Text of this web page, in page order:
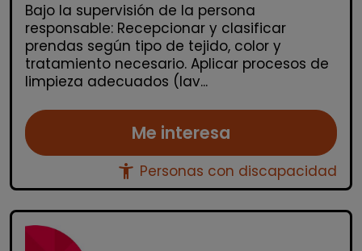
Bajo la supervisión de la persona
responsable: Recepcionar y clasificar
prendas según tipo de tejido, color y
tratamiento necesario. Aplicar procesos de
limpieza adecuados (lav...
Me interesa
accessibility_new Personas con discapacidad